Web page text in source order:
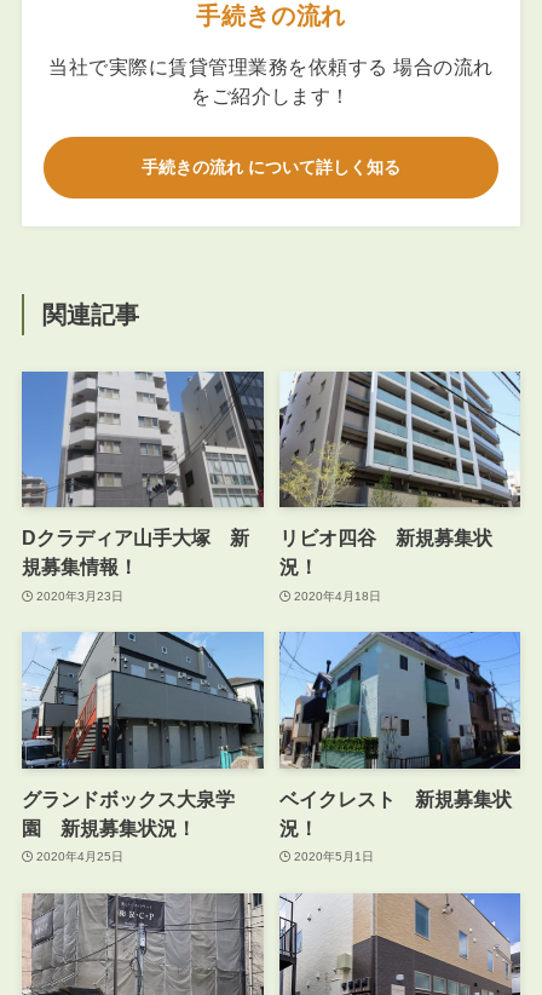
手続きの流れ
当社で実際に賃貸管理業務を依頼する 場合の流れ
をご紹介します！
手続きの流れ について詳しく知る
関連記事
Dクラディア山手大塚 新
規募集情報！
2020年3月23日
リビオ四谷 新規募集状
況！
2020年4月18日
グランドボックス大泉学
園 新規募集状況！
2020年4月25日
ベイクレスト 新規募集状
況！
2020年5月1日